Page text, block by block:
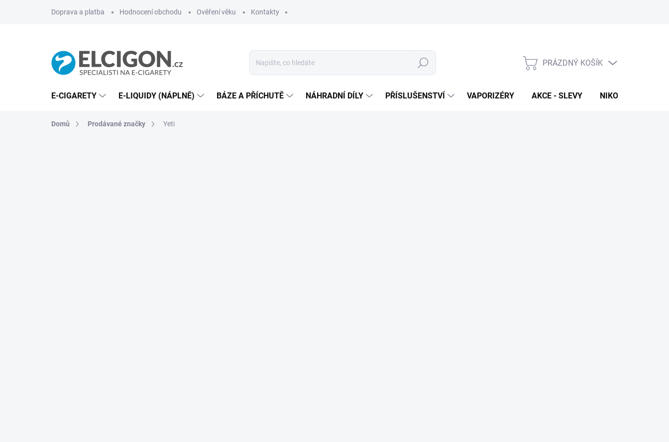
Doprava a platba Hodnocení obchodu Ověření věku Kontakty
Hledat
NÁKUPNÍ
PRÁZDNÝ KOŠÍK
E-CIGARETY E-LIQUIDY (NÁPLNĚ) BÁZE A PŘÍCHUTĚ NÁHRADNÍ DÍLY PŘÍSLUŠENSTVÍ VAPORIZÉRY AKCE - SLEVY NIKOTINOVÉ
Domů Prodávané značky Yeti